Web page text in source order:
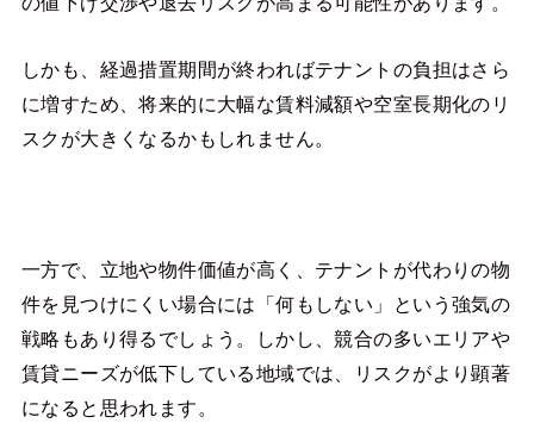
しかも、経過措置期間が終わればテナントの負担はさら
に増すため、将来的に大幅な賃料減額や空室長期化のリ
スクが大きくなるかもしれません。
一方で、立地や物件価値が高く、テナントが代わりの物
件を見つけにくい場合には「何もしない」という強気の
戦略もあり得るでしょう。しかし、競合の多いエリアや
賃貸ニーズが低下している地域では、リスクがより顕著
になると思われます。